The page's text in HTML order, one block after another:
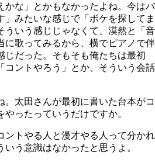
かな」とかもなかったよね。今はバ
」みたいな感じで「ボケを探してま
ういう感じじゃなくて、漠然と「音
に歌ってみるから、横でピアノで伴
じだった。そもそも俺たちは最初
コントやろう」とか、そういう会話
太田さんが最初に書いた台本がコ
ったっていうだけですか。
トやる人と漫才やる人って分かれ
う意識はなかったと思うよ。